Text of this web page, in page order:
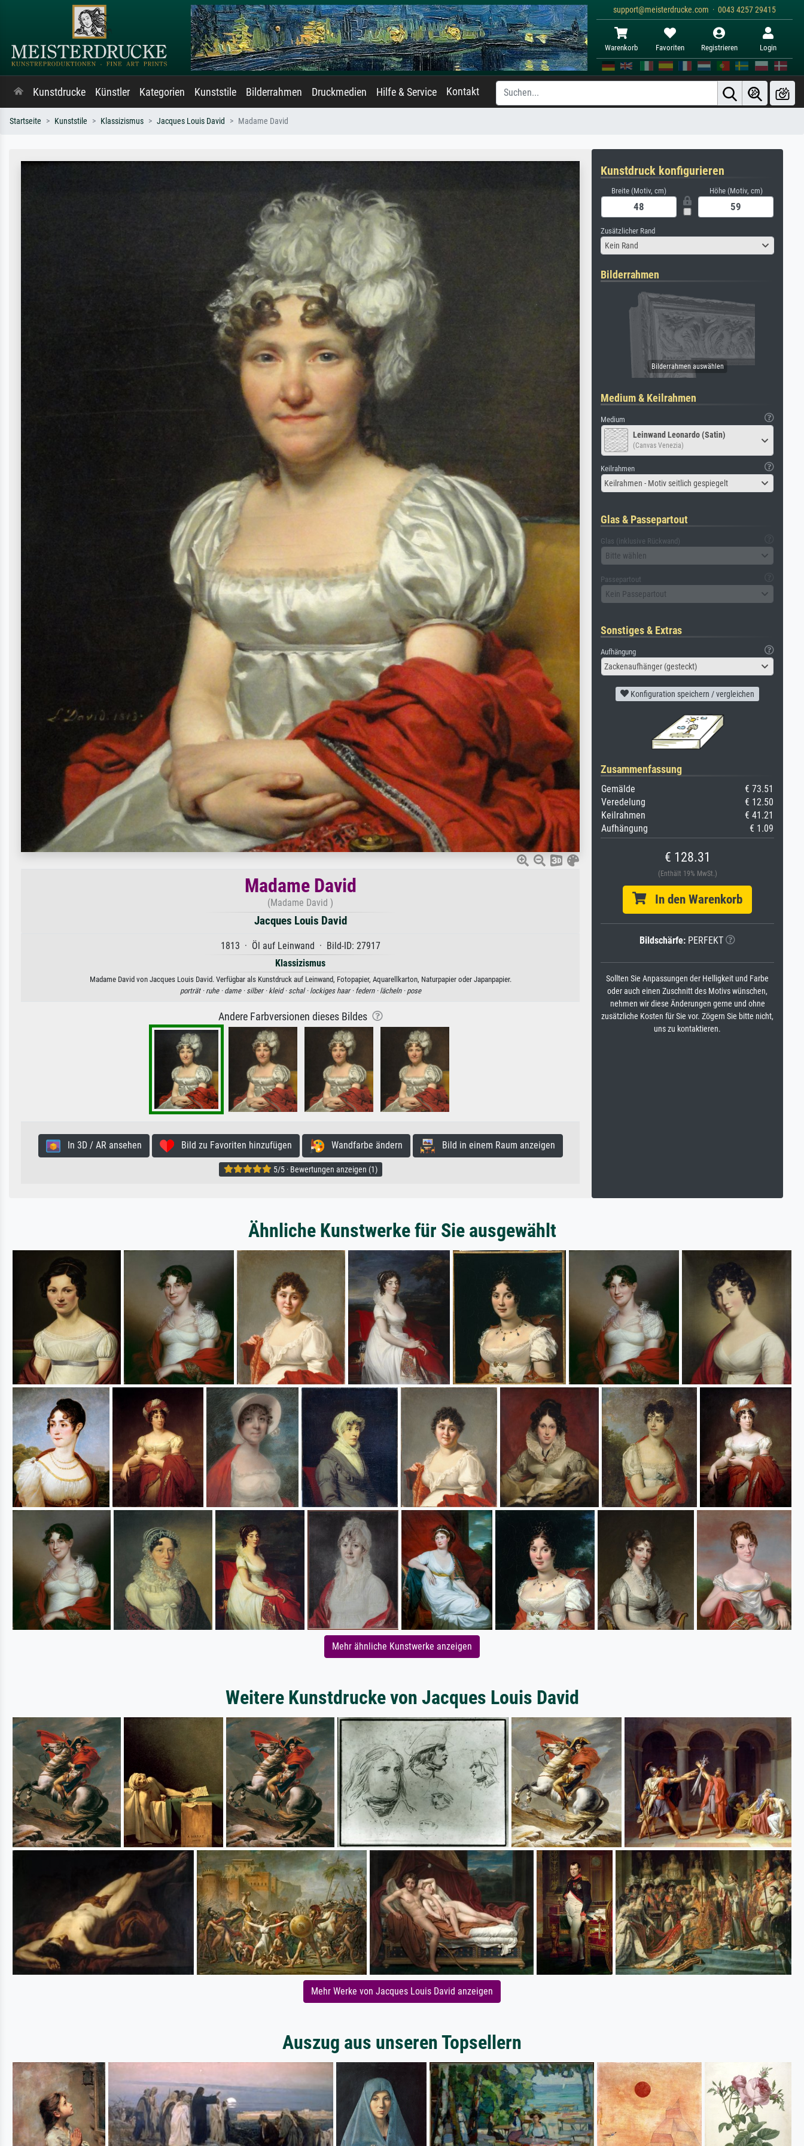
support@meisterdrucke.com · 0043 4257 29415
Warenkorb Favoriten Registrieren Login
Kunstdrucke Künstler Kategorien Kunststile Bilderrahmen Druckmedien Hilfe & Service Kontakt
Startseite Kunststile Klassizismus Jacques Louis David Madame David
Madame David
(Madame David )
Jacques Louis David
1813 · Öl auf Leinwand · Bild-ID: 27917
Klassizismus
Madame David von Jacques Louis David. Verfügbar als Kunstdruck auf Leinwand, Fotopapier, Aquarellkarton, Naturpapier oder Japanpapier.
porträt · ruhe · dame · silber · kleid · schal · lockiges haar · federn · lächeln · pose
Andere Farbversionen dieses Bildes
In 3D / AR ansehen Bild zu Favoriten hinzufügen Wandfarbe ändern Bild in einem Raum anzeigen
5/5 · Bewertungen anzeigen (1)
Kunstdruck konfigurieren
Breite (Motiv, cm) Höhe (Motiv, cm)
Zusätzlicher Rand
Kein Rand
Bilderrahmen
Medium & Keilrahmen
Medium
Leinwand Leonardo (Satin)
(Canvas Venezia)
Keilrahmen
Keilrahmen - Motiv seitlich gespiegelt
Glas & Passepartout
Glas (inklusive Rückwand)
Bitte wählen
Passepartout
Kein Passepartout
Sonstiges & Extras
Aufhängung
Zackenaufhänger (gesteckt)
Konfiguration speichern / vergleichen
Zusammenfassung
Gemälde
€ 73.51
Veredelung
€ 12.50
Keilrahmen
€ 41.21
Aufhängung
€ 1.09
€ 128.31
(Enthält 19% MwSt.)
In den Warenkorb
Bildschärfe: PERFEKT
Sollten Sie Anpassungen der Helligkeit und Farbe
oder auch einen Zuschnitt des Motivs wünschen,
nehmen wir diese Änderungen gerne und ohne
zusätzliche Kosten für Sie vor. Zögern Sie bitte nicht,
uns zu kontaktieren.
Ähnliche Kunstwerke für Sie ausgewählt
Mehr ähnliche Kunstwerke anzeigen
Weitere Kunstdrucke von Jacques Louis David
Mehr Werke von Jacques Louis David anzeigen
Auszug aus unseren Topsellern